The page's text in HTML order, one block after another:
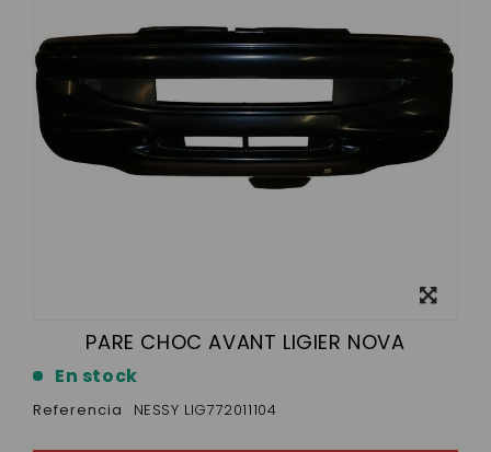
PARE CHOC AVANT LIGIER NOVA
En stock
Referencia NESSY LIG772011104